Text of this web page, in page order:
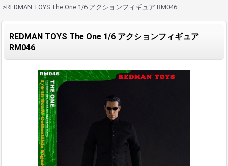
>REDMAN TOYS The One 1/6 アクションフィギュア RM046
REDMAN TOYS The One 1/6 アクションフィギュア
RM046